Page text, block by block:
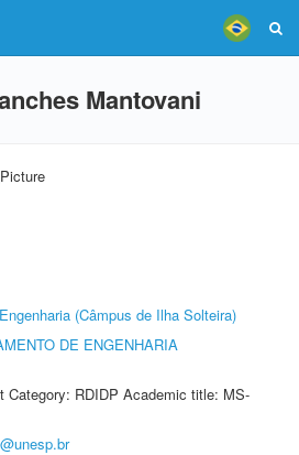
Mantovani
(Câmpus de Ilha Solteira)
DE ENGENHARIA
Category: RDIDP Academic title: MS-